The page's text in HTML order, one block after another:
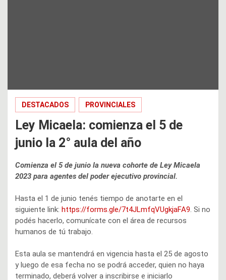
DESTACADOS PROVINCIALES
Ley Micaela: comienza el 5 de
junio la 2° aula del año
Comienza el 5 de junio la nueva cohorte de Ley Micaela
2023 para agentes del poder ejecutivo provincial.
Hasta el 1 de junio tenés tiempo de anotarte en el
siguiente link: https://forms.gle/7t4JLmfqVUgkjaFA9. Si no
podés hacerlo, comunícate con el área de recursos
humanos de tú trabajo.
Esta aula se mantendrá en vigencia hasta el 25 de agosto
y luego de esa fecha no se podrá acceder, quien no haya
terminado, deberá volver a inscribirse e iniciarlo